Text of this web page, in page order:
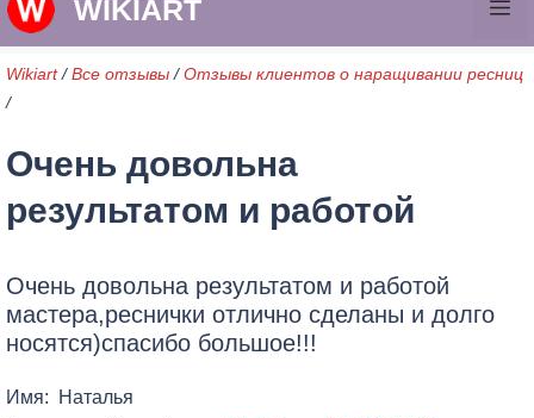
WIKIART
Wikiart/Все отзывы /Отзывы клиентов о наращивании ресниц
/
Очень довольна
результатом и работой
Очень довольна результатом и работой
мастера,реснички отлично сделаны и долго
носятся)спасибо большое!!!
Имя:
Наталья